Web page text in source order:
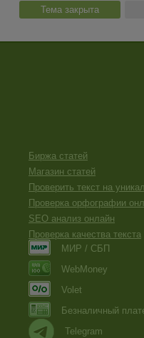
Тема закрыта
Биржа статей
Магазин статей
Проверить текст на
Проверка орфографии
SEO анализ онлайн
Проверка качества текста
МИР / СБП
WebMoney
Volet
Безналичный
Telegram